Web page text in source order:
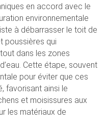
en accord avec le
environnementale
à débarrasser le toit de
poussières qui
dans les zones
Cette étape, souvent
pour éviter que ces
favorisant ainsi le
et moisissures aux
les matériaux de